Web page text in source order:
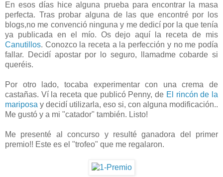
En esos días hice alguna prueba para encontrar la masa
perfecta. Tras probar alguna de las que encontré por los
blogs,no me convenció ninguna y me dedicí por la que tenía
ya publicada en el mío. Os dejo aquí la receta de mis
Canutillos. Conozco la receta a la perfección y no me podía
fallar. Decidí apostar por lo seguro, llamadme cobarde si
queréis.
Por otro lado, tocaba experimentar con una crema de
castañas. Ví la receta que publicó Penny, de El rincón de la
mariposa y decidí utilizarla, eso si, con alguna modificación..
Me gustó y a mi "catador" también. Listo!
Me presenté al concurso y resulté ganadora del primer
premio!! Este es el "trofeo" que me regalaron.